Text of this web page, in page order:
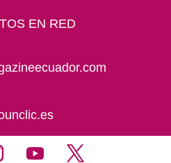
EN RED